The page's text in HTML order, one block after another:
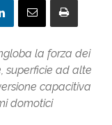
la forza dei
superficie ad alte
capacitiva
domotici